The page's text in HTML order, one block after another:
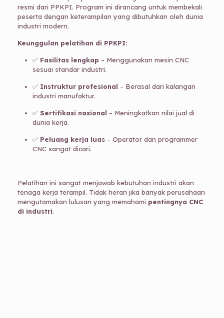
resmi dari PPKPI. Program ini dirancang untuk membekali
peserta dengan keterampilan yang dibutuhkan oleh dunia
industri modern.
Keunggulan pelatihan di PPKPI:
✅ Fasilitas lengkap – Menggunakan mesin CNC
sesuai standar industri.
✅ Instruktur profesional – Berasal dari kalangan
industri manufaktur.
✅ Sertifikasi nasional – Meningkatkan nilai jual di
dunia kerja.
✅ Peluang kerja luas– Operator dan programmer
CNC sangat dicari.
Pelatihan ini sangat menjawab kebutuhan industri akan
tenaga kerja terampil. Tidak heran jika banyak perusahaan
mengutamakan lulusan yang memahami pentingnya CNC
di industri.